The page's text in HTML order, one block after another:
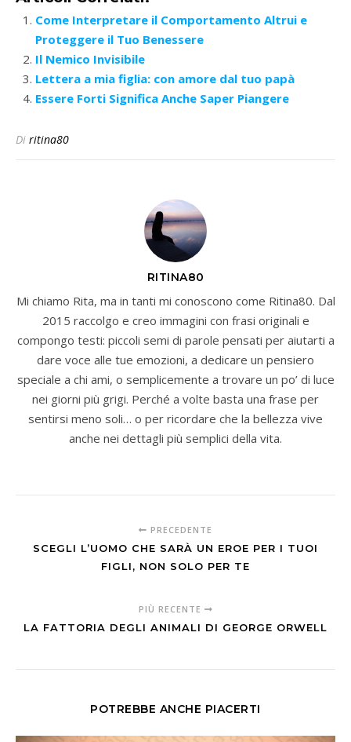
Come Interpretare il Comportamento Altrui e
Proteggere il Tuo Benessere
Il Nemico Invisibile
Lettera a mia figlia: con amore dal tuo papà
Essere Forti Significa Anche Saper Piangere
Di ritina80
RITINA80
Mi chiamo Rita, ma in tanti mi conoscono come Ritina80. Dal
2015 raccolgo e creo immagini con frasi originali e
compongo testi: piccoli semi di parole pensati per aiutarti a
dare voce alle tue emozioni, a dedicare un pensiero
speciale a chi ami, o semplicemente a trovare un po’ di luce
nei giorni più grigi. Perché a volte basta una frase per
sentirsi meno soli… o per ricordare che la bellezza vive
anche nei dettagli più semplici della vita.
PRECEDENTE
SCEGLI L’UOMO CHE SARÀ UN EROE PER I TUOI
FIGLI, NON SOLO PER TE
PIÙ RECENTE
LA FATTORIA DEGLI ANIMALI DI GEORGE ORWELL
POTREBBE ANCHE PIACERTI